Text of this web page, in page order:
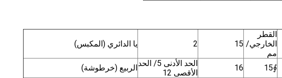
القطر
الخارجي/
مم
15
2 يا الدائري (المكبس)
∮15
16
الحد الأدنى 5/ الحد
الأقصى 12
الربيع (خرطوشة)